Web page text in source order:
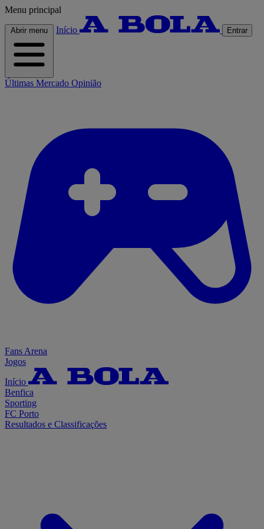
Menu principal
Abrir menu Início Entrar
Últimas Mercado Opinião
Fans Arena
Jogos
Início
Benfica
Sporting
FC Porto
Resultados e Classificações